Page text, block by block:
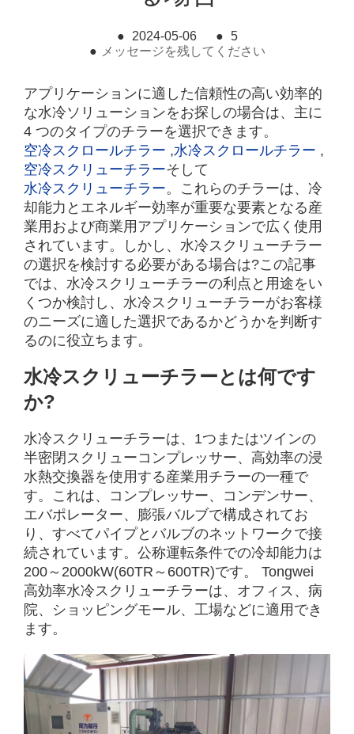
● 2024-05-06 ● 5
● メッセージを残してください
アプリケーションに適した信頼性の高い効率的
な水冷ソリューションをお探しの場合は、主に
4 つのタイプのチラーを選択できます。
空冷スクロールチラー ,水冷スクロールチラー ,
空冷スクリューチラーそして
水冷スクリューチラー。これらのチラーは、冷
却能力とエネルギー効率が重要な要素となる産
業用および商業用アプリケーションで広く使用
されています。しかし、水冷スクリューチラー
の選択を検討する必要がある場合は?この記事
では、水冷スクリューチラーの利点と用途をい
くつか検討し、水冷スクリューチラーがお客様
のニーズに適した選択であるかどうかを判断す
るのに役立ちます。
水冷スクリューチラーとは何です
か?
水冷スクリューチラーは、1つまたはツインの
半密閉スクリューコンプレッサー、高効率の浸
水熱交換器を使用する産業用チラーの一種で
す。これは、コンプレッサー、コンデンサー、
エバポレーター、膨張バルブで構成されてお
り、すべてパイプとバルブのネットワークで接
続されています。公称運転条件での冷却能力は
200～2000kW(60TR～600TR)です。 Tongwei
高効率水冷スクリューチラーは、オフィス、病
院、ショッピングモール、工場などに適用でき
ます。